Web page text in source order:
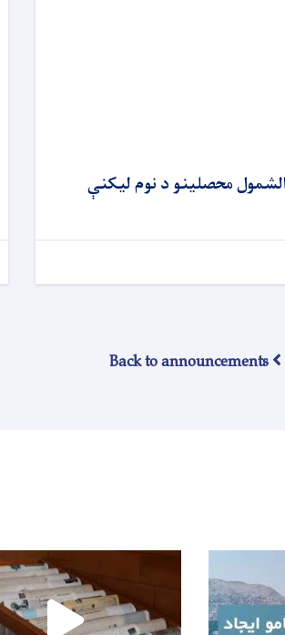
محصلینو د نوم لیکنې
Back to announcements